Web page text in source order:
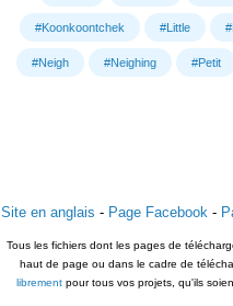
#Koonkoontchek #Little
#Neigh #Neighing #Petit
Site en anglais - Page Facebook -
Tous les fichiers dont les pages de
haut de page ou dans le cadre de
librementpour tous vos projets, qu'ils